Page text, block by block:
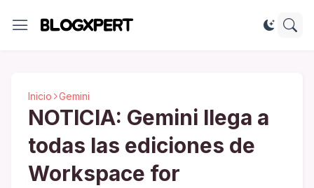
Inicio Gemini
NOTICIA: Gemini llega a
todas las ediciones de
Workspace for